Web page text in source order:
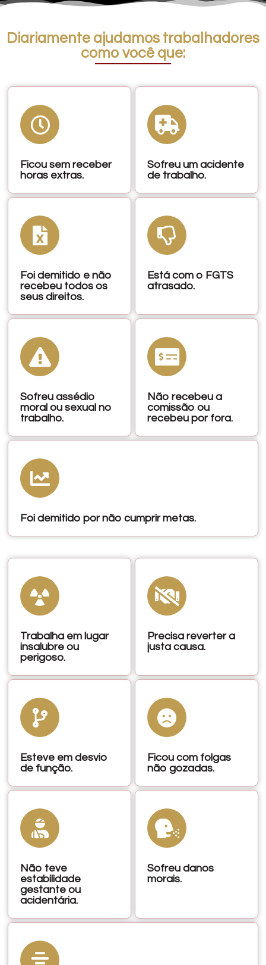
Diariamente ajudamos trabalhadores
como você que:
Ficou sem receber
horas extras.
Sofreu um acidente
de trabalho.
Foi demitido e não
recebeu todos os
seus direitos.
Está com o FGTS
atrasado.
Sofreu assédio
moral ou sexual no
trabalho.
Não recebeu a
comissão ou
recebeu por fora.
Foi demitido por não cumprir metas.
Trabalha em lugar
insalubre ou
perigoso.
Precisa reverter a
justa causa.
Esteve em desvio
de função.
Ficou com folgas
não gozadas.
Não teve
estabilidade
gestante ou
acidentária.
Sofreu danos
morais.